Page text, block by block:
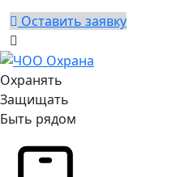
Оставить заявку
Охранять
Защищать
Быть рядом